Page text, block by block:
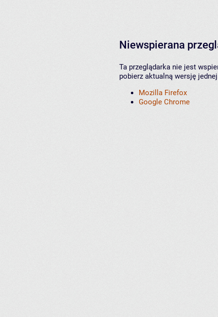
Niewspierana
Ta przeglądarka nie jest
pobierz aktualną wersję
Mozilla Firefox
Google Chrome